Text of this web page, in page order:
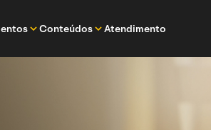
Conteúdos Atendimento